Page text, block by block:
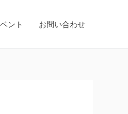
ント お問い合わせ